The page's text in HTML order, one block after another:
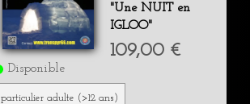
"Une NUIT en
IGLOO"
109,00 €
Disponible
particulier adulte (>12 ans)